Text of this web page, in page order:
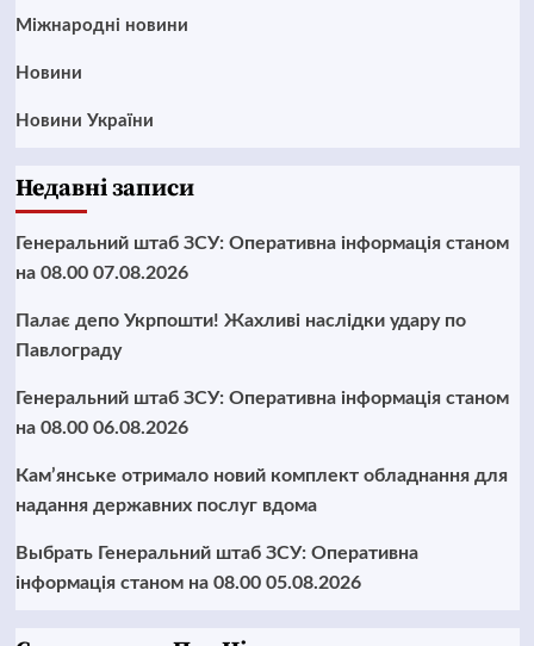
Міжнародні новини
Новини
Новини України
Недавні записи
Генеральний штаб ЗСУ: Оперативна інформація станом
на 08.00 07.08.2026
Палає депо Укрпошти! Жахливі наслідки удару по
Павлограду
Генеральний штаб ЗСУ: Оперативна інформація станом
на 08.00 06.08.2026
Кам’янське отримало новий комплект обладнання для
надання державних послуг вдома
Выбрать Генеральний штаб ЗСУ: Оперативна
інформація станом на 08.00 05.08.2026